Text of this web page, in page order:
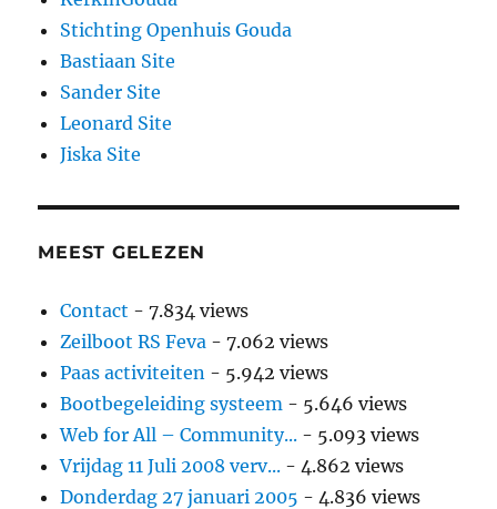
Stichting Openhuis Gouda
Bastiaan Site
Sander Site
Leonard Site
Jiska Site
MEEST GELEZEN
Contact - 7.834 views
Zeilboot RS Feva - 7.062 views
Paas activiteiten - 5.942 views
Bootbegeleiding systeem - 5.646 views
Web for All – Community... - 5.093 views
Vrijdag 11 Juli 2008 verv... - 4.862 views
Donderdag 27 januari 2005 - 4.836 views